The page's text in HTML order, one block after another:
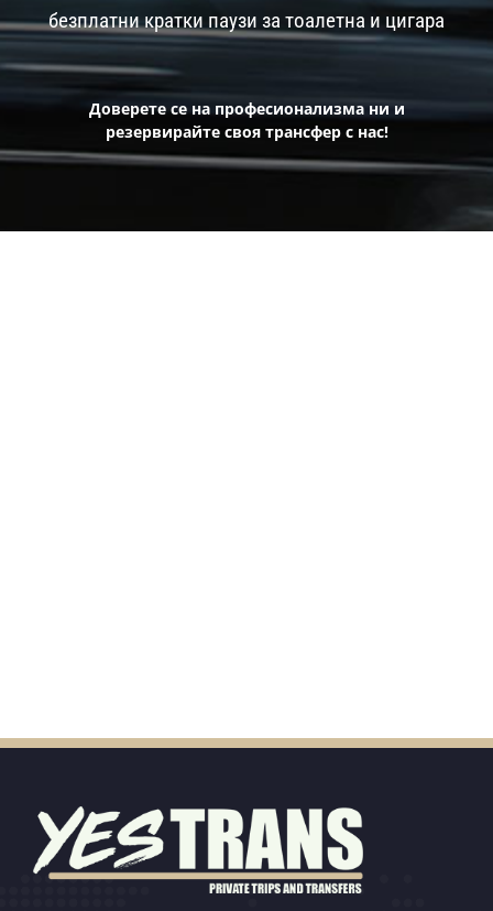
безплатни кратки паузи за тоалетна и цигара
Доверете се на професионализма ни и
резервирайте своя трансфер с нас!